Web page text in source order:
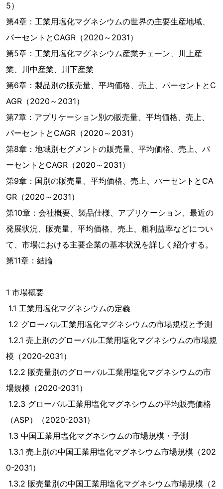
5）
第4章：工業用塩化マグネシウムの世界の主要生産地域、
パーセントとCAGR（2020～2031）
第5章：工業用塩化マグネシウム産業チェーン、川上産
業、川中産業、川下産業
第6章：製品別の販売量、平均価格、売上、パーセントとC
AGR（2020～2031）
第7章：アプリケーション別の販売量、平均価格、売上、
パーセントとCAGR（2020～2031）
第8章：地域別セグメントの販売量、平均価格、売上、パ
ーセントとCAGR（2020～2031）
第9章：国別の販売量、平均価格、売上、パーセントとCA
GR（2020～2031）
第10章：会社概要、製品仕様、アプリケーション、最近の
発展状況、販売量、平均価格、売上、粗利益率などについ
て、市場における主要企業の基本状況を詳しく紹介する。
第11章：結論
1 市場概要
1.1 工業用塩化マグネシウムの定義
1.2 グローバル工業用塩化マグネシウムの市場規模と予測
1.2.1 売上別のグローバル工業用塩化マグネシウムの市場規
模（2020-2031）
1.2.2 販売量別のグローバル工業用塩化マグネシウムの市
場規模（2020-2031）
1.2.3 グローバル工業用塩化マグネシウムの平均販売価格
（ASP）（2020-2031）
1.3 中国工業用塩化マグネシウムの市場規模・予測
1.3.1 売上別の中国工業用塩化マグネシウム市場規模（202
0-2031）
1.3.2 販売量別の中国工業用塩化マグネシウム市場規模（2